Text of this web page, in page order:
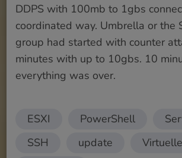
DDPS with 100mb to 1gbs
coordinated way. Umbrella or the
group had started with counter
minutes with up to 10gbs. 10
everything was over.
ESXI PowerShell
SSH
update